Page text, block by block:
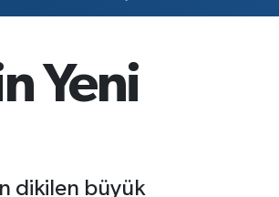
Yeni
dikilen büyük